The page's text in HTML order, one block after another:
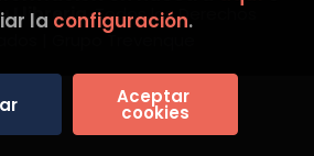
Llibreria. Todos los Derechos
Grupo Trevenque
la configuración.
Aceptar
cookies